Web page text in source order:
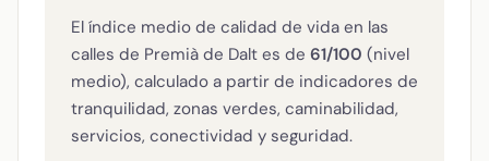
El índice medio de calidad de vida en las
calles de Premià de Dalt es de 61/100 (nivel
medio), calculado a partir de indicadores de
tranquilidad, zonas verdes, caminabilidad,
servicios, conectividad y seguridad.